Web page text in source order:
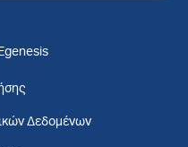
Δεδομένων